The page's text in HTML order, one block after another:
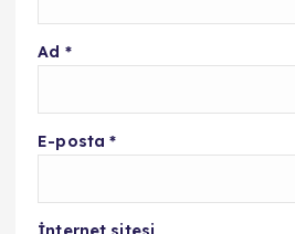
Ad *
E-posta*